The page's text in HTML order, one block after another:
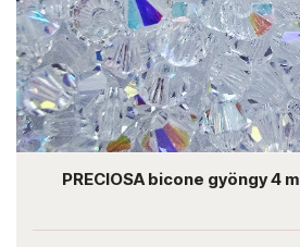
PRECIOSA bicone gyöngy 4